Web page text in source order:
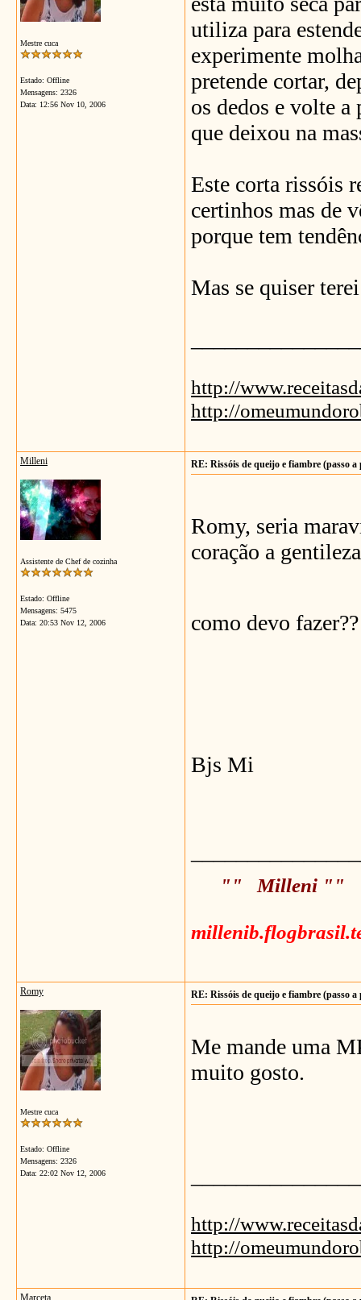
Mestre cuca
Estado: Offline
Mensagens: 2326
Data: 12:56 Nov 10, 2006
utiliza para
experimente
pretende cortar,
os dedos e volte a
que deixou na
Este corta rissóis
certinhos mas de
porque tem
Mas se quiser
http://
http://
Milleni
Assistente de Chef de cozinha
Estado: Offline
Mensagens: 5475
Data: 20:53 Nov 12, 2006
RE: Rissóis de queijo e fiambre (passo a
Romy, seria
coração a
como devo fazer??
Bjs Mi
"" Milleni ""
Romy
Mestre cuca
Estado: Offline
Mensagens: 2326
Data: 22:02 Nov 12, 2006
RE: Rissóis de queijo e fiambre (passo a
Me mande uma
muito gosto.
http://
http://
Marceta